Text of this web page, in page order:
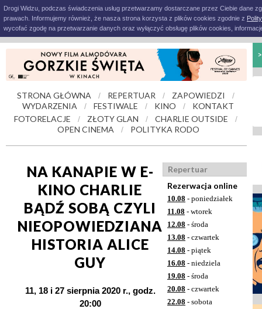
Drogi Widzu, podczas świadczenia usług przetwarzamy dostarczane przez Ciebie dane
prawach. Informujemy również, że nasza strona korzysta z plików cookies zgodnie z
wycofać zgodę na przetwarzanie danych oraz wyłączyć obsługę plików cookies,
STRONA GŁÓWNA / REPERTUAR / ZAPOWIEDZI /
WYDARZENIA / FESTIWALE / KINO /
KONTAKT
FOTORELACJE
/ ZŁOTY GLAN / CHARLIE OUTSIDE /
OPEN CINEMA / POLITYKA RODO
NA KANAPIE W E-
KINO CHARLIE
BĄDŹ SOBĄ CZYLI
NIEOPOWIEDZIANA
HISTORIA ALICE
GUY
11, 18 i 27 sierpnia 2020 r., godz.
20:00
Repertuar
Rezerwacja online
10.08 - poniedziałek
11.08 - wtorek
12.08 - środa
13.08 - czwartek
14.08 - piątek
16.08 - niedziela
19.08 - środa
20.08 - czwartek
22.08 - sobota